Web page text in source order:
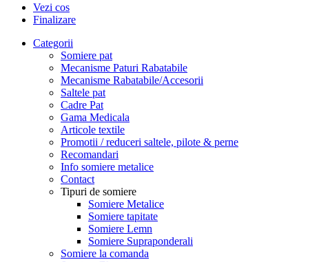
Vezi cos
Finalizare
Categorii
Somiere pat
Mecanisme Paturi Rabatabile
Mecanisme Rabatabile/Accesorii
Saltele pat
Cadre Pat
Gama Medicala
Articole textile
Promotii / reduceri saltele, pilote & perne
Recomandari
Info somiere metalice
Contact
Tipuri de somiere
Somiere Metalice
Somiere tapitate
Somiere Lemn
Somiere Supraponderali
Somiere la comanda